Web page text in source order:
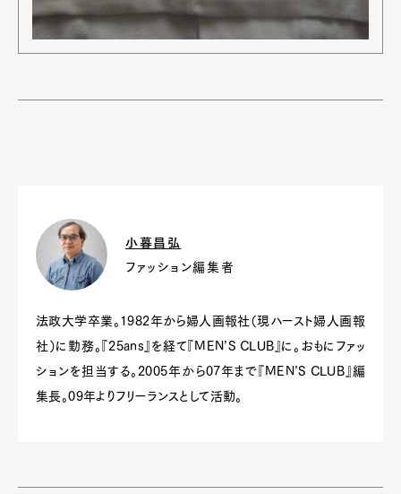
小暮昌弘
ファッション編集者
法政大学卒業。1982年から婦人画報社（現ハースト婦人画報
社）に勤務。『25ans』を経て『MEN’S CLUB』に。おもにファッ
ションを担当する。2005年から07年まで『MEN’S CLUB』編
集長。09年よりフリーランスとして活動。